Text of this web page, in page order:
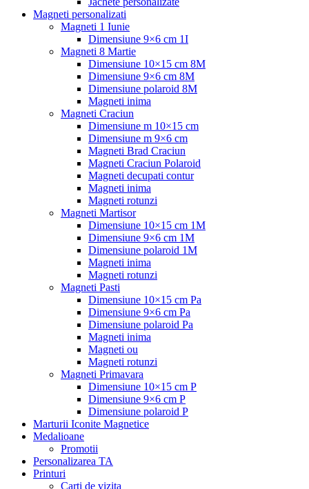
Magneti personalizati
Magneti 1 Iunie
Dimensiune 9×6 cm 1I
Magneti 8 Martie
Dimensiune 10×15 cm 8M
Dimensiune 9×6 cm 8M
Dimensiune polaroid 8M
Magneti inima
Magneti Craciun
Dimensiune m 10×15 cm
Dimensiune m 9×6 cm
Magneti Brad Craciun
Magneti Craciun Polaroid
Magneti decupati contur
Magneti inima
Magneti rotunzi
Magneti Martisor
Dimensiune 10×15 cm 1M
Dimensiune 9×6 cm 1M
Dimensiune polaroid 1M
Magneti inima
Magneti rotunzi
Magneti Pasti
Dimensiune 10×15 cm Pa
Dimensiune 9×6 cm Pa
Dimensiune polaroid Pa
Magneti inima
Magneti ou
Magneti rotunzi
Magneti Primavara
Dimensiune 10×15 cm P
Dimensiune 9×6 cm P
Dimensiune polaroid P
Marturii Iconite Magnetice
Medalioane
Promotii
Personalizarea TA
Printuri
Carti de vizita